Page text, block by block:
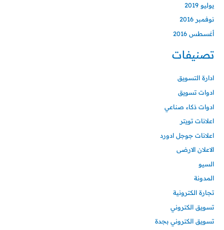
يوليو 2019
نوفمبر 2016
أغسطس 2016
تصنيفات
ادارة التسويق
ادوات تسويق
ادوات ذكاء صناعي
اعلانات تويتر
اعلانات جوجل ادورد
الاعلان الارضى
السيو
المدونة
تجارة الكترونية
تسويق الكتروني
تسويق الكتروني بجدة